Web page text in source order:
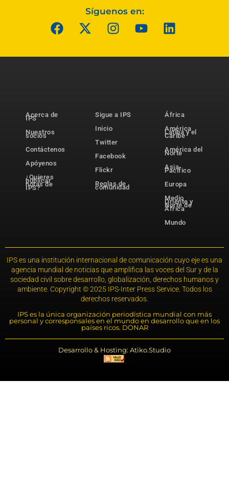
Síguenos en:
Acerca de
IPS
Nuestros
socios
Contáctenos
Apóyenos
¿Quieres
publicar
notas de
IPS?
Sigue a IPS
Inicio
Twitter
Facebook
Flickr
Reglas de
comunidad
África
América
Latina y el
Caribe
América del
Norte
Asia-
Pacífico
Europa
Medio
Oriente y
Norte de
África
Mundo
IPS es una institución internacional de comunicación cuyo eje es una
agencia mundial de noticias que amplifica las voces del Sur y de la
sociedad civil sobre desarrollo, globalización, derechos humanos y
ambiente. Copyright © 2025 IPS-Inter Press Service. Todos los
derechos reservados.
IPS es la única organización periodística mundial con más
personal y corresponsales en el mundo en desarrollo que en los
países ricos. DONAR
Desarrollo & Hosting: Atiko.Studio